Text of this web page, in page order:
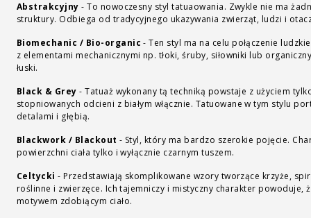
Abstrakcyjny - To nowoczesny styl tatuaowania. Zwykle nie ma
struktury. Odbiega od tradycyjnego ukazywania zwierząt, ludzi i
Biomechanic / Bio-organic - Ten styl ma na celu połączenie
z elementami mechanicznymi np. tłoki, śruby, siłowniki lub
łuski.
Black & Grey - Tatuaż wykonany tą techniką powstaje z użyciem
stopniowanych odcieni z białym włącznie. Tatuowane w tym stylu
detalami i głębią.
Blackwork / Blackout - Styl, który ma bardzo szerokie pojęcie.
powierzchni ciała tylko i wyłącznie czarnym tuszem.
Celtycki - Przedstawiają skomplikowane wzory tworzące krzyże,
roślinne i zwierzęce. Ich tajemniczy i mistyczny charakter powoduje,
motywem zdobiącym ciało.